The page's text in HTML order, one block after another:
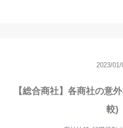
2023/01/
【総合商社】各商社の意
較)